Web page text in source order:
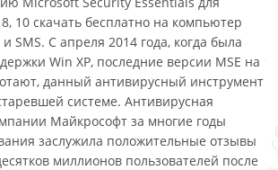
10 скачать бесплатно на компьютер
SMS. C апреля 2014 года, когда была
Win XP, последние версии MSE на
данный антивирусный инструмент
системе. Антивирусная
Майкрософт за многие годы
заслужила положительные отзывы
миллионов пользователей после